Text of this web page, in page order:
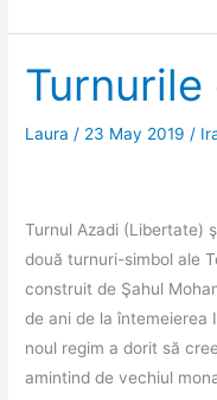
zi
de
la
30
Turnurile
Laura / 23 May 2019 /
Turnul Azadi (Libertate)
două turnuri-simbol ale
construit de Şahul
de ani de la întemeierea
noul regim a dorit să
amintind de vechiul